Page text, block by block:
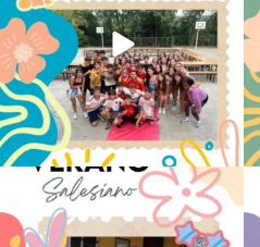
No hay verano sin que sea Salesiano ❤️
💫 en Luz 4
...
0